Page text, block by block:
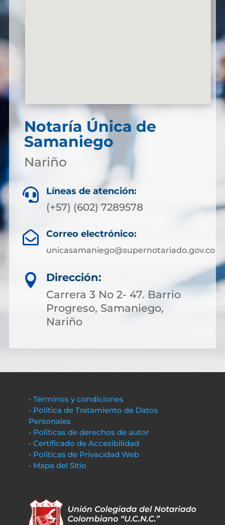
Notaría Única de
Samaniego
Nariño
 Líneas de atención:
(+57) (602) 7289578
 Correo electrónico:
unicasamaniego@supernotariado.gov.co

Dirección:
Carrera 3 No 2- 47. Barrio
Progreso, Samaniego,
Nariño
• Términos y condiciones
• Política de Tratamiento de Datos
Personales
• Políticas de derechos de autor
• Certificado de Accesibilidad
• Políticas de Privacidad Web
• Mapa del Sitio